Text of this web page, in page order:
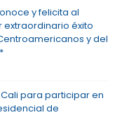
y felicita al
extraordinario éxito
y del
para participar en
de